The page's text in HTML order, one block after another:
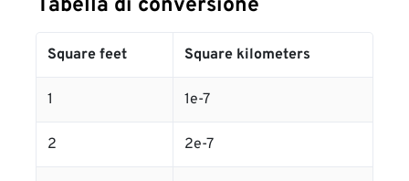
Tabella di conversione
Square feet Square kilometers
1 1e-7
2 2e-7